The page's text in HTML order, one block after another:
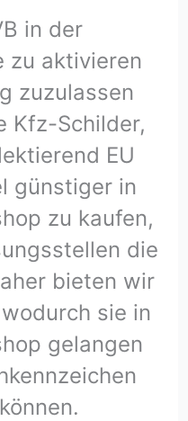
in der
zu aktivieren
zuzulassen
Kfz-Schilder,
EU
günstiger in
zu kaufen,
die
bieten wir
sie in
gelangen